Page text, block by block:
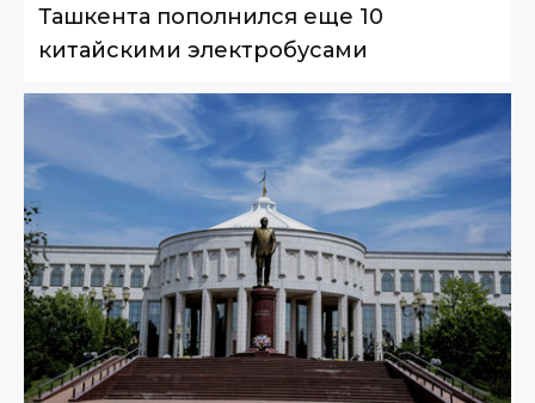
Ташкента пополнился еще 10
китайскими электробусами